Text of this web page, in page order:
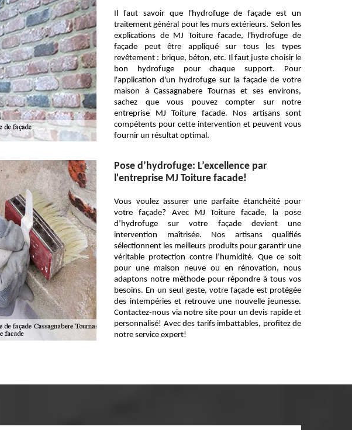
Il faut savoir que l'hydrofuge de façade est un
traitement général pour les murs extérieurs. Selon les
explications de MJ Toiture facade, l'hydrofuge de
façade peut être appliqué sur tous les types
revêtement : brique, béton, etc. Il faut juste choisir le
bon hydrofuge pour chaque support. Pour
l'application d'un hydrofuge sur la façade de votre
maison à Cassagnabere Tournas et ses environs,
sachez que vous pouvez compter sur notre
entreprise MJ Toiture facade. Nos artisans sont
compétents pour cette intervention et peuvent vous
fournir un résultat optimal.
Pose d’hydrofuge: L’excellence par
l'entreprise MJ Toiture facade!
Vous voulez assurer une parfaite étanchéité pour
votre façade? Avec MJ Toiture facade, la pose
d’hydrofuge sur votre façade devient une
intervention maîtrisée. Nos artisans qualifiés
sélectionnent les meilleurs produits pour garantir une
véritable protection contre l’humidité. Que ce soit
pour une maison neuve ou en rénovation, nous
adaptons notre méthode pour répondre à tous vos
besoins. En un seul geste, votre façade est protégée
des intempéries et retrouve une nouvelle jeunesse.
Contactez-nous via notre site pour un devis rapide et
personnalisé! Avec des tarifs imbattables, profitez de
notre service expert!